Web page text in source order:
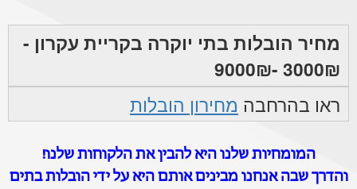
מחיר הובלות בתי יוקרה בקריית עקרון -
3000₪ -9000₪
ראו בהרחבה מחירון הובלות
המומחיות שלנו היא להבין את הלקוחות שלנו!
והדרך שבה אנחנו מבינים אותם היא על ידי הובלות בתים